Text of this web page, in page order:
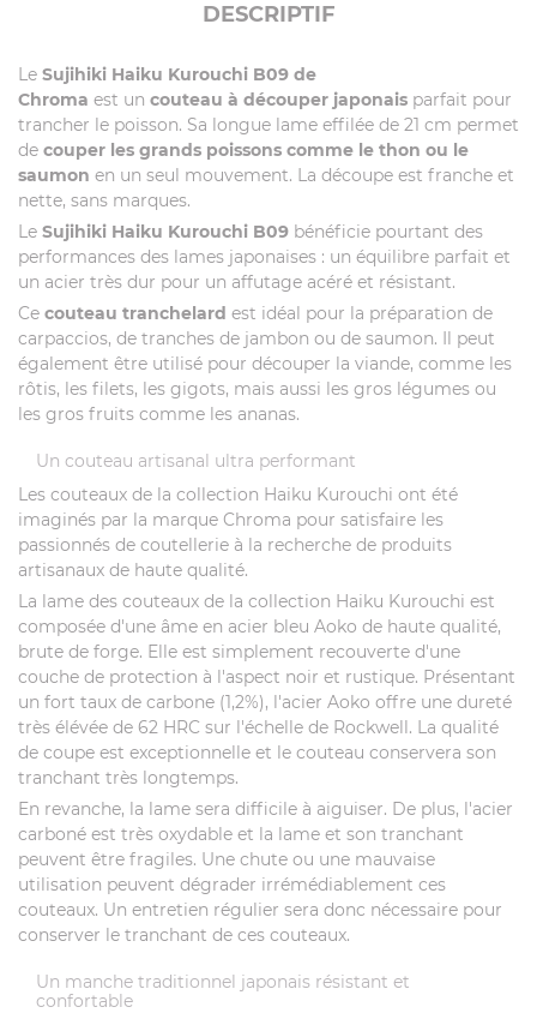
DESCRIPTIF
Le Sujihiki Haiku Kurouchi B09 de
Chroma est un couteau à découper japonais parfait pour
trancher le poisson. Sa longue lame effilée de 21 cm permet
de couper les grands poissons comme le thon ou le
saumon en un seul mouvement. La découpe est franche et
nette, sans marques.
Le Sujihiki Haiku Kurouchi B09 bénéficie pourtant des
performances des lames japonaises : un équilibre parfait et
un acier très dur pour un affutage acéré et résistant.
Ce couteau tranchelard est idéal pour la préparation de
carpaccios, de tranches de jambon ou de saumon. Il peut
également être utilisé pour découper la viande, comme les
rôtis, les filets, les gigots, mais aussi les gros légumes ou
les gros fruits comme les ananas.
Un couteau artisanal ultra performant
Les couteaux de la collection Haiku Kurouchi ont été
imaginés par la marque Chroma pour satisfaire les
passionnés de coutellerie à la recherche de produits
artisanaux de haute qualité.
La lame des couteaux de la collection Haiku Kurouchi est
composée d'une âme en acier bleu Aoko de haute qualité,
brute de forge. Elle est simplement recouverte d'une
couche de protection à l'aspect noir et rustique. Présentant
un fort taux de carbone (1,2%), l'acier Aoko offre une dureté
très élévée de 62 HRC sur l'échelle de Rockwell. La qualité
de coupe est exceptionnelle et le couteau conservera son
tranchant très longtemps.
En revanche, la lame sera difficile à aiguiser. De plus, l'acier
carboné est très oxydable et la lame et son tranchant
peuvent être fragiles. Une chute ou une mauvaise
utilisation peuvent dégrader irrémédiablement ces
couteaux. Un entretien régulier sera donc nécessaire pour
conserver le tranchant de ces couteaux.
Un manche traditionnel japonais résistant et
confortable